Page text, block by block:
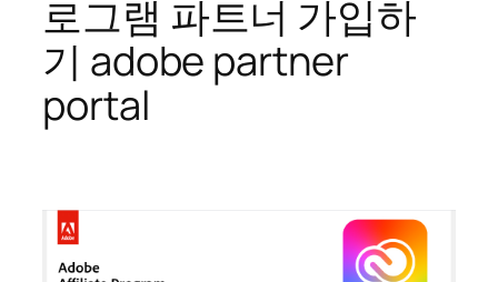
로그램 파트너 가입하
기 adobe partner
portal